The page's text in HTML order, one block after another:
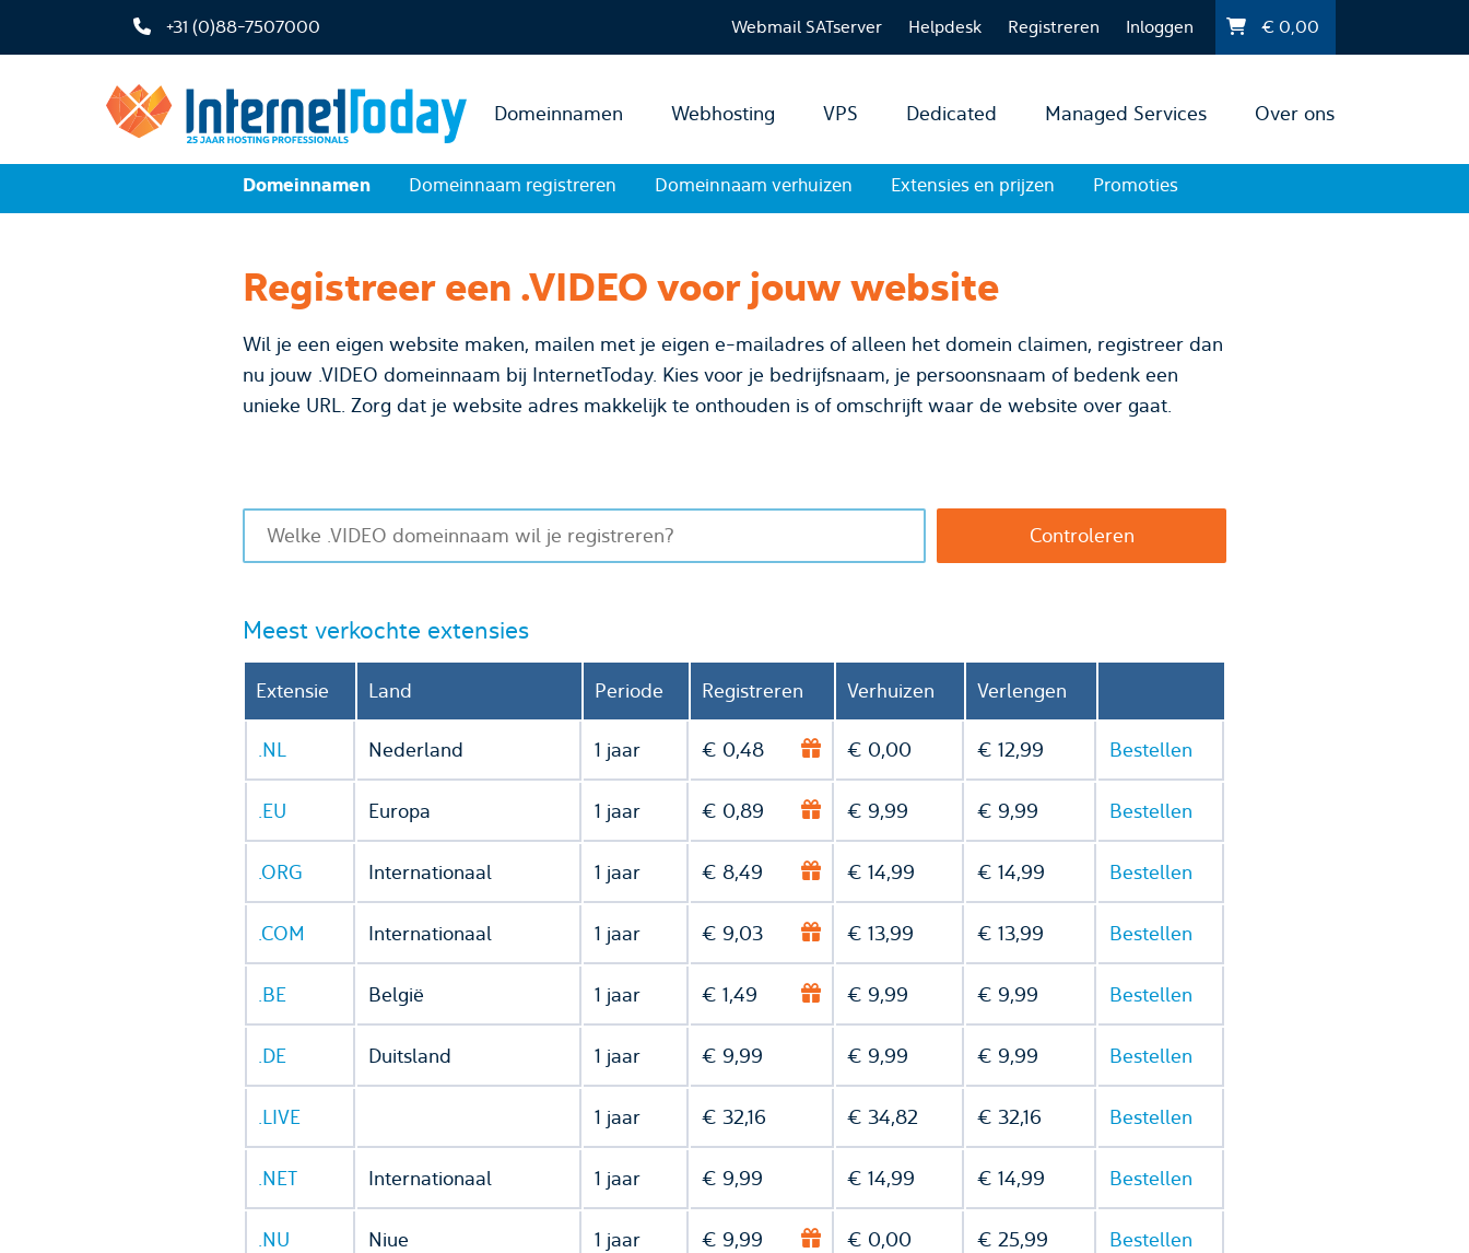
+31 (0)88-7507000 Webmail SATserver Helpdesk Registreren Inloggen €0,00
Domeinnamen Webhosting VPS Dedicated Managed Services Over ons
Domeinnamen Domeinnaam registreren Domeinnaam verhuizen Extensies en prijzen Promoties
Registreer een .VIDEO voor jouw website
Wil je een eigen website maken, mailen met je eigen e-mailadres of alleen het domein claimen, registreer dan
nu jouw .VIDEO domeinnaam bij InternetToday. Kies voor je bedrijfsnaam, je persoonsnaam of bedenk een
unieke URL. Zorg dat je website adres makkelijk te onthouden is of omschrijft waar de website over gaat.
Meest verkochte extensies
Extensie Land Periode Registreren Verhuizen Verlengen
.NL Nederland 1 jaar € 0,48 € 0,00 € 12,99 Bestellen
.EU Europa 1 jaar € 0,89 € 9,99 € 9,99 Bestellen
.ORG Internationaal 1 jaar € 8,49 € 14,99 € 14,99 Bestellen
.COM Internationaal 1 jaar € 9,03 € 13,99 € 13,99 Bestellen
.BE België 1 jaar € 1,49 € 9,99 € 9,99 Bestellen
.DE Duitsland 1 jaar € 9,99 € 9,99 € 9,99 Bestellen
.LIVE 1 jaar € 32,16 € 34,82 € 32,16 Bestellen
.NET Internationaal 1 jaar € 9,99 € 14,99 € 14,99 Bestellen
.NU Niue 1 jaar € 9,99 € 0,00 € 25,99 Bestellen